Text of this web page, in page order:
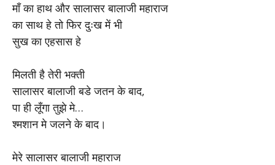
माँ का हाथ और सालासर बालाजी महाराज
का साथ हे तो फिर दुःख में भी
सुख का एहसास हे
मिलती है तेरी भक्ती
सालासर बालाजी बडे जतन के बाद,
पा ही लूँगा तुझे मे…
श्मशान मे जलने के बाद।
मेरे सालासर बालाजी महाराज